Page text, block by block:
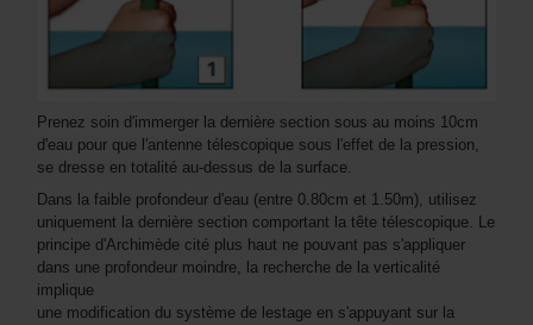
Prenez soin d'immerger la dernière section sous au moins 10cm
d'eau pour que l'antenne télescopique sous l'effet de la pression,
se dresse en totalité au-dessus de la surface.
Dans la faible profondeur d'eau (entre 0.80cm et 1.50m), utilisez
uniquement la dernière section comportant la tête télescopique. Le
principe d'Archimède cité plus haut ne pouvant pas s'appliquer
dans une profondeur moindre, la recherche de la verticalité
implique
une modification du système de lestage en s'appuyant sur la